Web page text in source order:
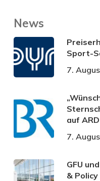
News
Sport-
7.
auf
7.
GFU
&